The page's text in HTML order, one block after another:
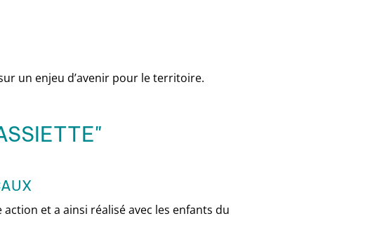
un enjeu d’avenir pour le territoire.
et a ainsi réalisé avec les enfants du